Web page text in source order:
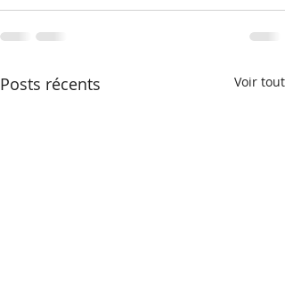
Posts récents Voir tout